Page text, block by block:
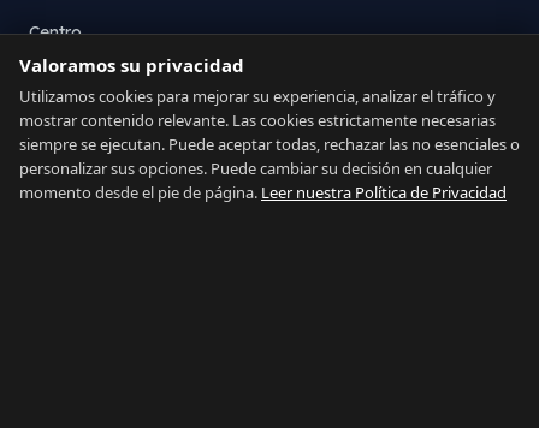
Centro
La Atunara
Poniente
El Zabal
Santa Margarita
La Alcaidesa
Valoramos su privacidad
Utilizamos cookies para mejorar su experiencia, analizar el tráfico y
mostrar contenido relevante. Las cookies estrictamente necesarias
siempre se ejecutan. Puede aceptar todas, rechazar las no esenciales o
personalizar sus opciones. Puede cambiar su decisión en cualquier
momento desde el pie de página. Leer nuestra Política de Privacidad